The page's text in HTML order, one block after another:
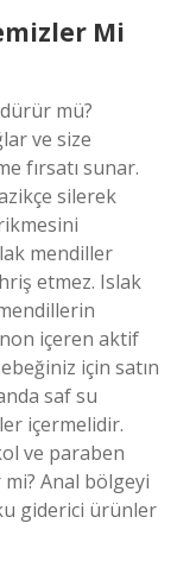
Mi
mü?
ve size
fırsatı sunar.
silerek
mendiller
etmez. Islak
içeren aktif
için satın
saf su
içermelidir.
ve paraben
Anal bölgeyi
giderici ürünler